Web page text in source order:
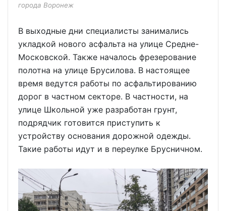
города Воронеж
В выходные дни специалисты занимались
укладкой нового асфальта на улице Средне-
Московской. Также началось фрезерование
полотна на улице Брусилова. В настоящее
время ведутся работы по асфальтированию
дорог в частном секторе. В частности, на
улице Школьной уже разработан грунт,
подрядчик готовится приступить к
устройству основания дорожной одежды.
Такие работы идут и в переулке Брусничном.